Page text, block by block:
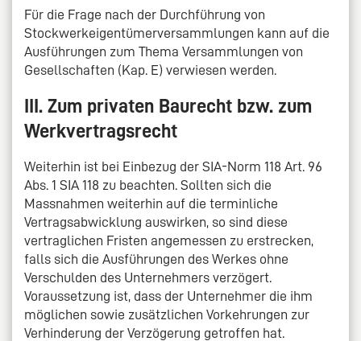
Für die Frage nach der Durchführung von
Stockwerkeigentümerversammlungen kann auf die
Ausführungen zum Thema Versammlungen von
Gesellschaften (Kap. E) verwiesen werden.
III. Zum privaten Baurecht bzw. zum
Werkvertragsrecht
Weiterhin ist bei Einbezug der SIA-Norm 118 Art. 96
Abs. 1 SIA 118 zu beachten. Sollten sich die
Massnahmen weiterhin auf die terminliche
Vertragsabwicklung auswirken, so sind diese
vertraglichen Fristen angemessen zu erstrecken,
falls sich die Ausführungen des Werkes ohne
Verschulden des Unternehmers verzögert.
Voraussetzung ist, dass der Unternehmer die ihm
möglichen sowie zusätzlichen Vorkehrungen zur
Verhinderung der Verzögerung getroffen hat.